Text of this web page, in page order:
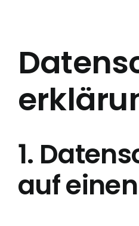
1.
auf